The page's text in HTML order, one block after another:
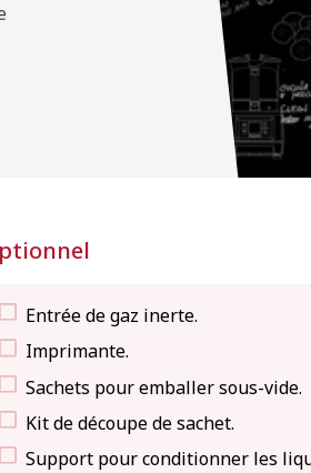
Entrée de gaz inerte.
Imprimante.
Sachets pour emballer sous-vide.
Kit de découpe de sachet.
Support pour conditionner les